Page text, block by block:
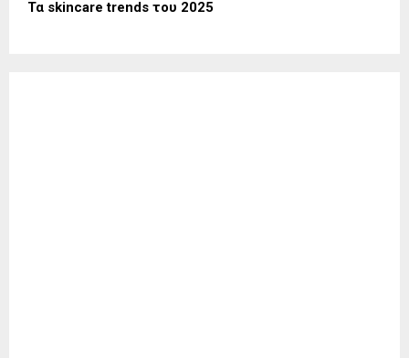
Τα skincare trends του 2025